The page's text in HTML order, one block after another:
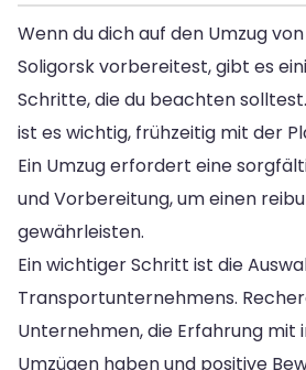
Wenn du dich auf den Umzug
Soligorsk vorbereitest, gibt es
Schritte, die du beachten
ist es wichtig, frühzeitig mit der
Ein Umzug erfordert eine
und Vorbereitung, um einen
gewährleisten.
Ein wichtiger Schritt ist die
Transportunternehmens.
Unternehmen, die Erfahrung
Umzügen haben und positive